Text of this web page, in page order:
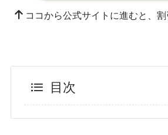
ココから公式サイトに進むと、
目次